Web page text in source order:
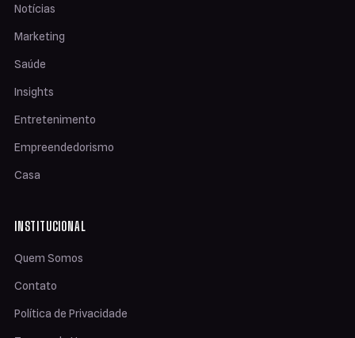
Notícias
Marketing
Saúde
Insights
Entretenimento
Empreendedorismo
Casa
INSTITUCIONAL
Quem Somos
Contato
Política de Privacidade